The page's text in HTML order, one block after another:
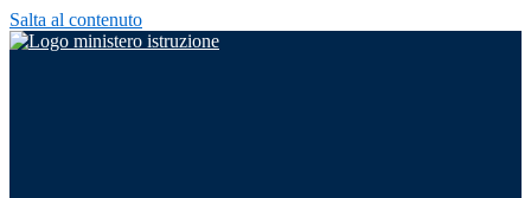
Salta al contenuto